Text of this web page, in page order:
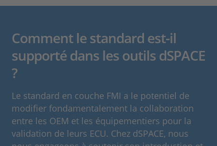
Comment le standard est-il
supporté dans les outils dSPACE
?
Le standard en couche FMI a le potentiel de
modifier fondamentalement la collaboration
entre les OEM et les équipementiers pour la
validation de leurs ECU. Chez dSPACE, nous